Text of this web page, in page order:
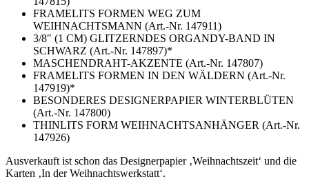
FRAMELITS FORMEN WEG ZUM
WEIHNACHTSMANN (Art.-Nr. 147911)
3/8″ (1 CM) GLITZERNDES ORGANDY-BAND IN
SCHWARZ (Art.-Nr. 147897)*
MASCHENDRAHT-AKZENTE (Art.-Nr. 147807)
FRAMELITS FORMEN IN DEN WÄLDERN (Art.-Nr.
147919)*
BESONDERES DESIGNERPAPIER WINTERBLÜTEN
(Art.-Nr. 147800)
THINLITS FORM WEIHNACHTSANHÄNGER (Art.-Nr.
147926)
Ausverkauft ist schon das Designerpapier ‚Weihnachtszeit‘ und die
Karten ‚In der Weihnachtswerkstatt‘.